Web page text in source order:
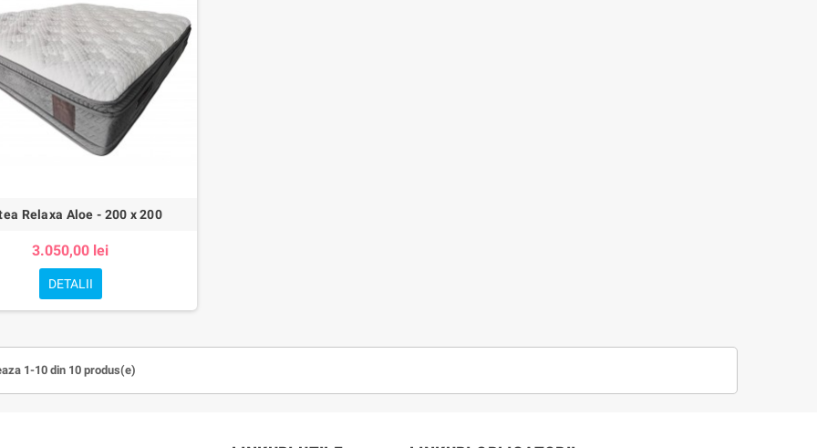
Relaxa Aloe - 200 x 200
3.050,00 lei
DETALII
1-10 din 10 produs(e)